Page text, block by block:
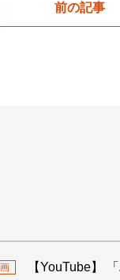
前の記事
【YouTube】